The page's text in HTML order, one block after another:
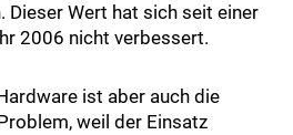
Dieser Wert hat sich seit einer
2006 nicht verbessert.
ist aber auch die
weil der Einsatz